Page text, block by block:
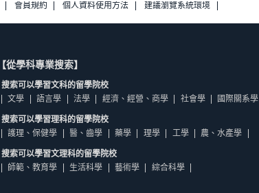
會員規約 個人資料使用方法 建議瀏覽系統環境
【從學科專業搜索】
搜索可以學習文科的留學院校
文學
語言學 法學 經濟、經營、商學 社會學 國際關系學
搜索可以學習理科的留學院校
護理、保健學
醫、齒學 藥學 理學 工學 農、水產學
搜索可以學習文理科的留學院校
師範、教育學
生活科學 藝術學 綜合科學